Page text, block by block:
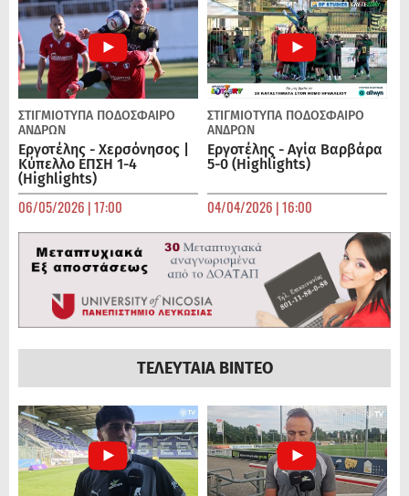
ΣΤΙΓΜΙΟΤΥΠΑ ΠΟΔΌΣΦΑΙΡΟ
ΑΝΔΡΏΝ
Εργοτέλης - Χερσόνησος |
Κύπελλο ΕΠΣΗ 1-4
(Highlights)
06/05/2026 | 17:00
ΣΤΙΓΜΙΟΤΥΠΑ ΠΟΔΌΣΦΑΙΡΟ
ΑΝΔΡΏΝ
Εργοτέλης - Αγία Βαρβάρα
5-0 (Highlights)
04/04/2026 | 16:00
ΤΕΛΕΥΤΑΙΑ ΒΙΝΤΕΟ